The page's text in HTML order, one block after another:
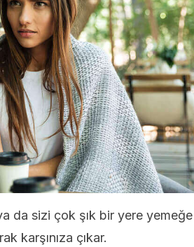
da sizi çok şık bir yere yemeğe
karşınıza çıkar.